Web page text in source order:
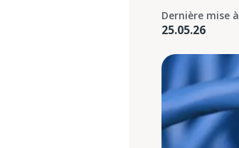
Dernière mise
25.05.26